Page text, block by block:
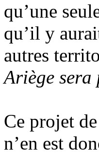
qu’une
qu’il y
autres
Ariège
Ce projet
n’en est